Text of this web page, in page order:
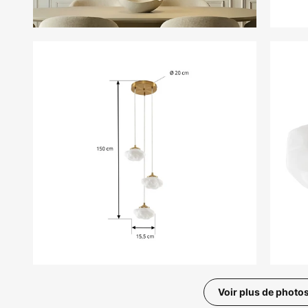
Voir plus de